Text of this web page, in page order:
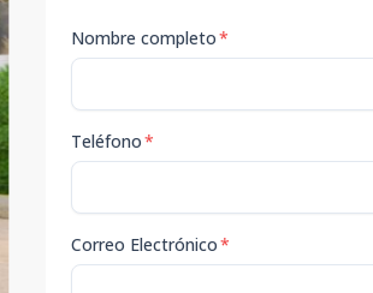
Nombre completo*
Teléfono*
Correo Electrónico*